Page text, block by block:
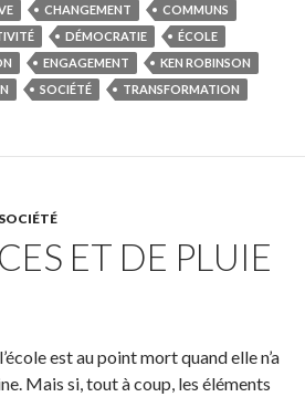
CHANGEMENT
COMMUNS
DÉMOCRATIE
ÉCOLE
ENGAGEMENT
KEN ROBINSON
SOCIÉTÉ TRANSFORMATION
SOCIÉTÉ
ET DE PLUIE
est au point mort quand elle n’a
Mais si, tout à coup, les éléments